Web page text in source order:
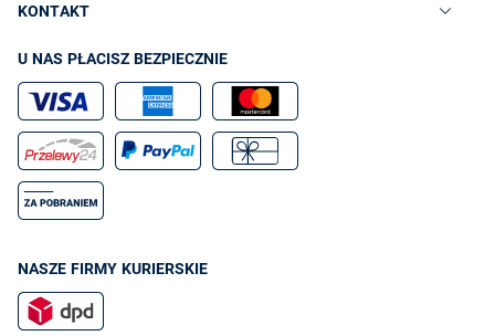
KONTAKT
U NAS PŁACISZ BEZPIECZNIE
NASZE FIRMY KURIERSKIE